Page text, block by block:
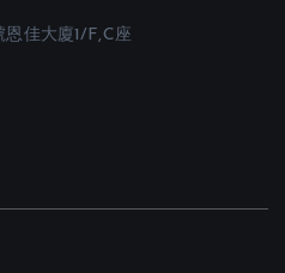
恩佳大廈1/F,C座